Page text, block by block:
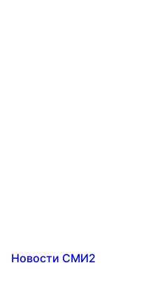
Новости СМИ2